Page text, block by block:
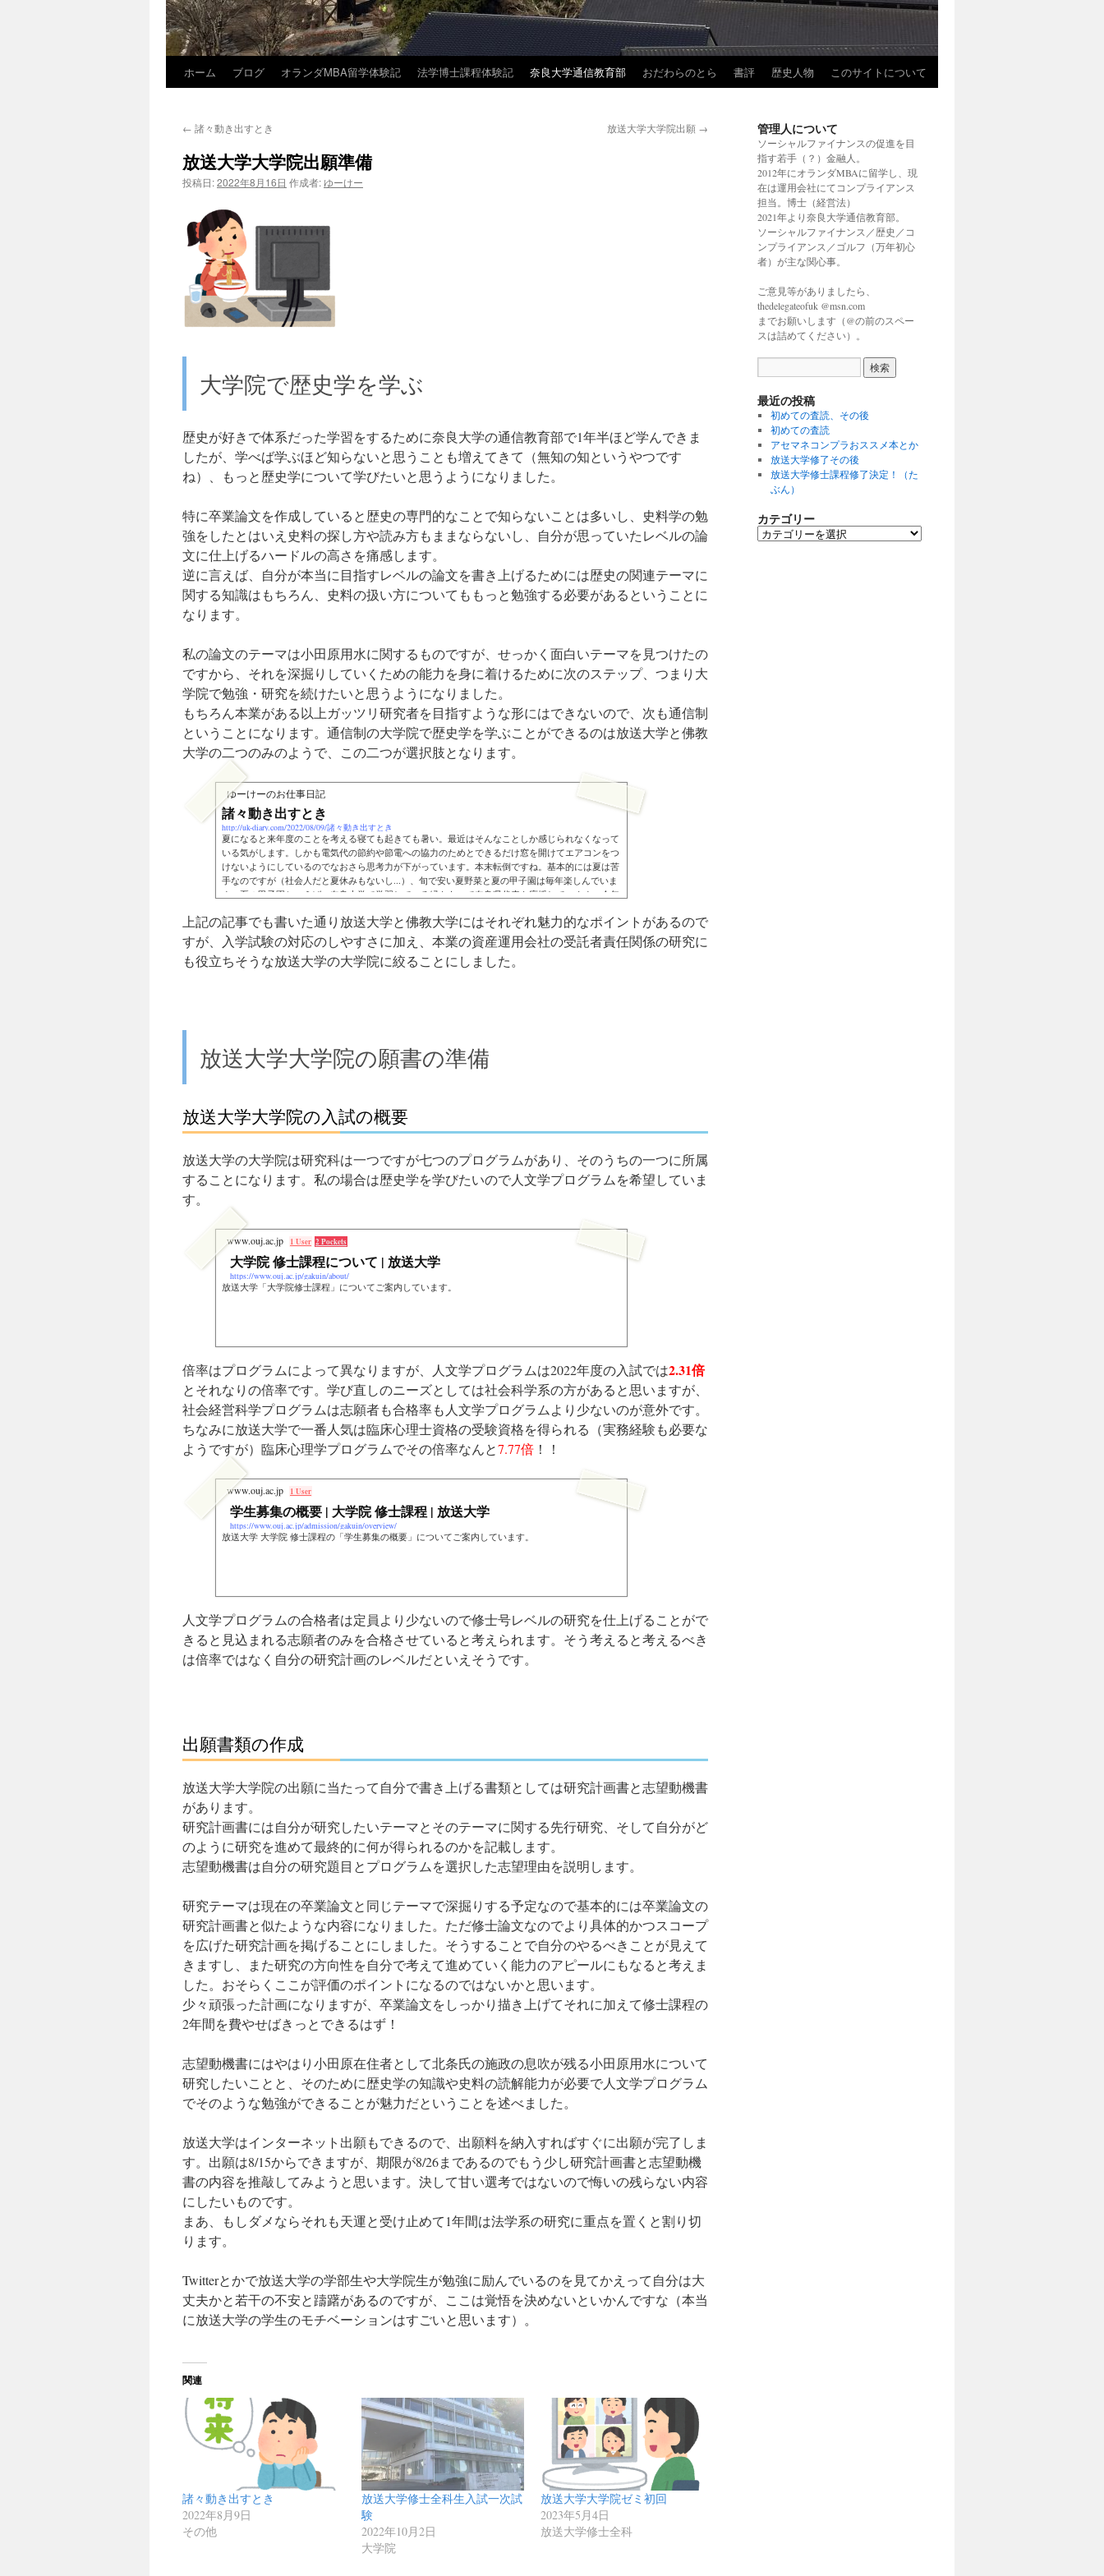
ホーム ブログ オランダMBA留学体験記 法学博士課程体験記 奈良大学通信教育部 おだわらのとら 書評 歴史人物 このサイトについて
← 諸々動き出すとき 放送大学大学院出願 →
放送大学大学院出願準備
投稿日:2022年8月16日 作成者:ゆーけー
大学院で歴史学を学ぶ
歴史が好きで体系だった学習をするために奈良大学の通信教育部で1年半ほど学んできま
したが、学べば学ぶほど知らないと思うことも増えてきて（無知の知というやつです
ね）、もっと歴史学について学びたいと思うようになりました。
特に卒業論文を作成していると歴史の専門的なことで知らないことは多いし、史料学の勉
強をしたとはいえ史料の探し方や読み方もままならないし、自分が思っていたレベルの論
文に仕上げるハードルの高さを痛感します。
逆に言えば、自分が本当に目指すレベルの論文を書き上げるためには歴史の関連テーマに
関する知識はもちろん、史料の扱い方についてももっと勉強する必要があるということに
なります。
私の論文のテーマは小田原用水に関するものですが、せっかく面白いテーマを見つけたの
ですから、それを深掘りしていくための能力を身に着けるために次のステップ、つまり大
学院で勉強・研究を続けたいと思うようになりました。
もちろん本業がある以上ガッツリ研究者を目指すような形にはできないので、次も通信制
ということになります。通信制の大学院で歴史学を学ぶことができるのは放送大学と佛教
大学の二つのみのようで、この二つが選択肢となります。
ゆーけーのお仕事日記
諸々動き出すとき
http://uk-diary.com/2022/08/09/諸々動き出すとき
夏になると来年度のことを考える寝ても起きても暑い。最近はそんなことしか感じられなくなって
いる気がします。しかも電気代の節約や節電への協力のためとできるだけ窓を開けてエアコンをつ
けないようにしているのでなおさら思考力が下がっています。本末転倒ですね。基本的には夏は苦
手なのですが（社会人だと夏休みもないし...）、旬で安い夏野菜と夏の甲子園は毎年楽しんでいま
す。夏の甲子園といえば、奈良大学で学習している縁もあって奈良県代表も応援しています。今年
上記の記事でも書いた通り放送大学と佛教大学にはそれぞれ魅力的なポイントがあるので
すが、入学試験の対応のしやすさに加え、本業の資産運用会社の受託者責任関係の研究に
も役立ちそうな放送大学の大学院に絞ることにしました。
放送大学大学院の願書の準備
放送大学大学院の入試の概要
放送大学の大学院は研究科は一つですが七つのプログラムがあり、そのうちの一つに所属
することになります。私の場合は歴史学を学びたいので人文学プログラムを希望していま
す。
www.ouj.ac.jp 1 User 2 Pockets
大学院 修士課程について | 放送大学
https://www.ouj.ac.jp/gakuin/about/
放送大学「大学院修士課程」についてご案内しています。
倍率はプログラムによって異なりますが、人文学プログラムは2022年度の入試では2.31倍
とそれなりの倍率です。学び直しのニーズとしては社会科学系の方があると思いますが、
社会経営科学プログラムは志願者も合格率も人文学プログラムより少ないのが意外です。
ちなみに放送大学で一番人気は臨床心理士資格の受験資格を得られる（実務経験も必要な
ようですが）臨床心理学プログラムでその倍率なんと7.77倍 ！！
www.ouj.ac.jp 1 User
学生募集の概要 | 大学院 修士課程 | 放送大学
https://www.ouj.ac.jp/admission/gakuin/overview/
放送大学 大学院 修士課程の「学生募集の概要」についてご案内しています。
人文学プログラムの合格者は定員より少ないので修士号レベルの研究を仕上げることがで
きると見込まれる志願者のみを合格させていると考えられます。そう考えると考えるべき
は倍率ではなく自分の研究計画のレベルだといえそうです。
出願書類の作成
放送大学大学院の出願に当たって自分で書き上げる書類としては研究計画書と志望動機書
があります。
研究計画書には自分が研究したいテーマとそのテーマに関する先行研究、そして自分がど
のように研究を進めて最終的に何が得られるのかを記載します。
志望動機書は自分の研究題目とプログラムを選択した志望理由を説明します。
研究テーマは現在の卒業論文と同じテーマで深掘りする予定なので基本的には卒業論文の
研究計画書と似たような内容になりました。ただ修士論文なのでより具体的かつスコープ
を広げた研究計画を掲げることにしました。そうすることで自分のやるべきことが見えて
きますし、また研究の方向性を自分で考えて進めていく能力のアピールにもなると考えま
した。おそらくここが評価のポイントになるのではないかと思います。
少々頑張った計画になりますが、卒業論文をしっかり描き上げてそれに加えて修士課程の
2年間を費やせばきっとできるはず！
志望動機書にはやはり小田原在住者として北条氏の施政の息吹が残る小田原用水について
研究したいことと、そのために歴史学の知識や史料の読解能力が必要で人文学プログラム
でそのような勉強ができることが魅力だということを述べました。
放送大学はインターネット出願もできるので、出願料を納入すればすぐに出願が完了しま
す。出願は8/15からできますが、期限が8/26まであるのでもう少し研究計画書と志望動機
書の内容を推敲してみようと思います。決して甘い選考ではないので悔いの残らない内容
にしたいものです。
まあ、もしダメならそれも天運と受け止めて1年間は法学系の研究に重点を置くと割り切
ります。
Twitterとかで放送大学の学部生や大学院生が勉強に励んでいるのを見てかえって自分は大
丈夫かと若干の不安と躊躇があるのですが、ここは覚悟を決めないといかんですな（本当
に放送大学の学生のモチベーションはすごいと思います）。
関連
諸々動き出すとき
2022年8月9日
その他
放送大学修士全科生入試一次試
験
2022年10月2日
大学院
放送大学大学院ゼミ初回
2023年5月4日
放送大学修士全科
管理人について
ソーシャルファイナンスの促進を目
指す若手（？）金融人。
2012年にオランダMBAに留学し、現
在は運用会社にてコンプライアンス
担当。博士（経営法）
2021年より奈良大学通信教育部。
ソーシャルファイナンス／歴史／コ
ンプライアンス／ゴルフ（万年初心
者）が主な関心事。
ご意見等がありましたら、
thedelegateofuk @msn.com
までお願いします（@の前のスペー
スは詰めてください）。
最近の投稿
初めての査読、その後
初めての査読
アセマネコンプラおススメ本とか
放送大学修了その後
放送大学修士課程修了決定！（た
ぶん）
カテゴリー
カ